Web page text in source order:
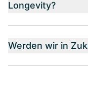
Longevity?
Werden wir in